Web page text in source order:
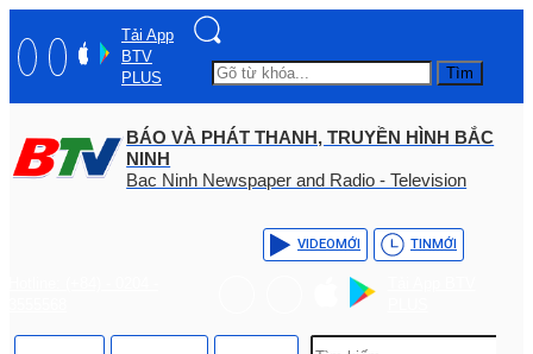
Tải App
BTV
PLUS
Tìm
BÁO VÀ PHÁT THANH, TRUYỀN HÌNH BẮC
NINH
Bac Ninh Newspaper and Radio - Television
VIDEOMỚI TINMỚI